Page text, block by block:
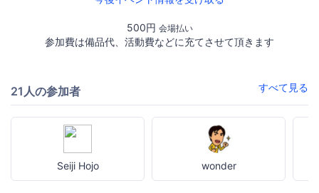
500円 会場払い
参加費は備品代、活動費などに充てさせて頂きます
21人の参加者 すべて見る
Seiji Hojo wonder